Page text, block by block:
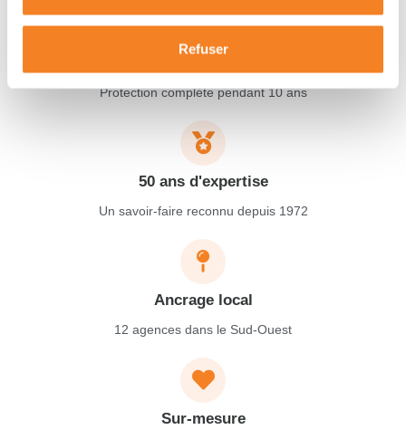
Refuser
Protection complète pendant 10 ans
50 ans d'expertise
Un savoir-faire reconnu depuis 1972
Ancrage local
12 agences dans le Sud-Ouest
Sur-mesure